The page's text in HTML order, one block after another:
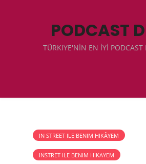
PODCAST
TÜRKIYE'NİN EN İYİ PODCAST
IN STREET ILE BENIM HIKÂYEM
INSTRET ILE BENIM HIKAYEM